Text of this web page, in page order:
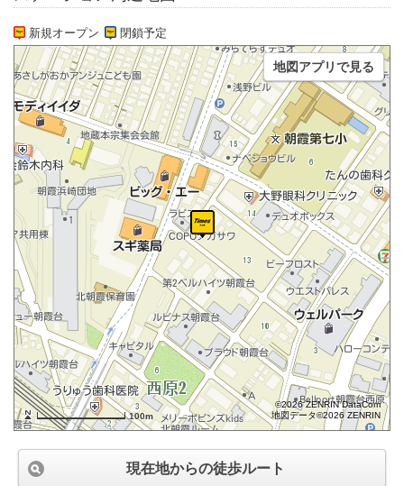
新規オープン 閉鎖予定
100m
©2026 ZENRIN DataCom
地図データ©2026 ZENRIN
地図アプリで見る
現在地からの徒歩ルート